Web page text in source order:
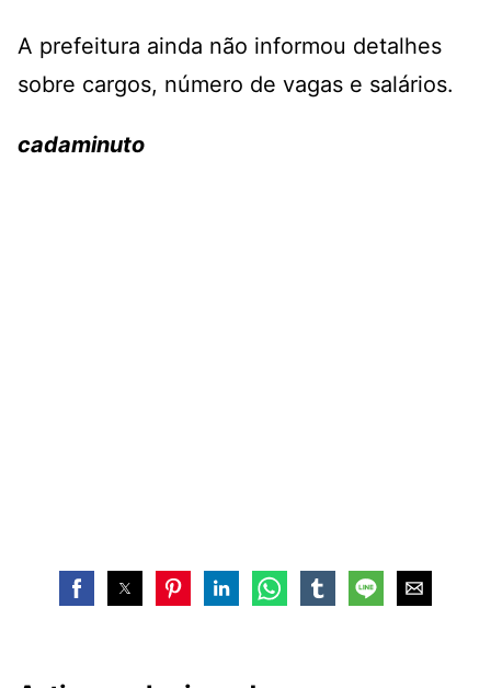
A prefeitura ainda não informou detalhes
sobre cargos, número de vagas e salários.
cadaminuto